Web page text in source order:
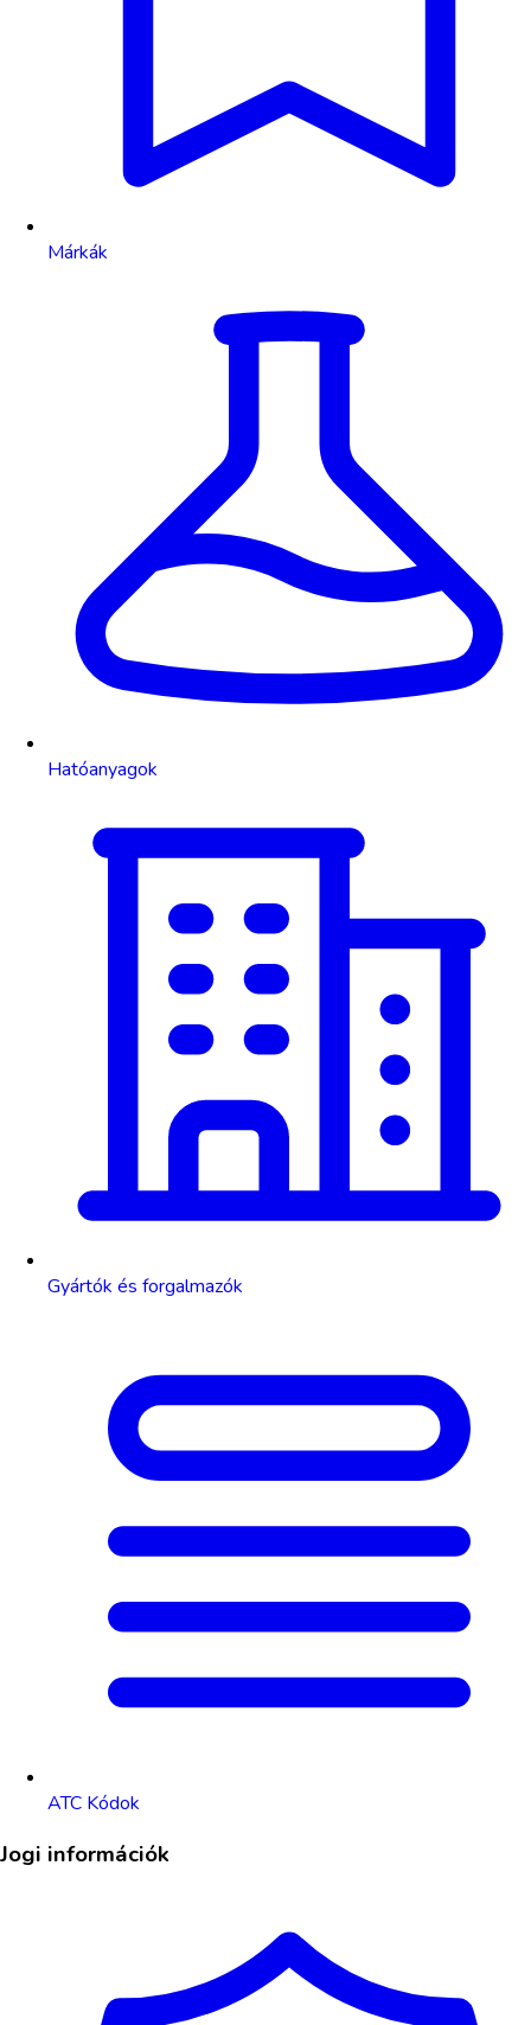
Márkák
Hatóanyagok
Gyártók és forgalmazók
ATC Kódok
Jogi információk